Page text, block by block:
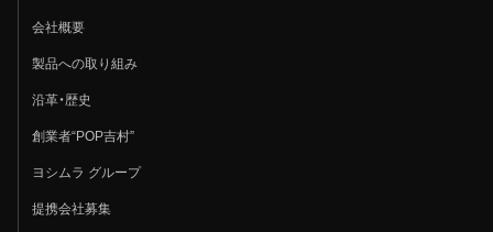
会社概要
製品への取り組み
沿革・歴史
創業者“POP吉村”
ヨシムラ グループ
提携会社募集